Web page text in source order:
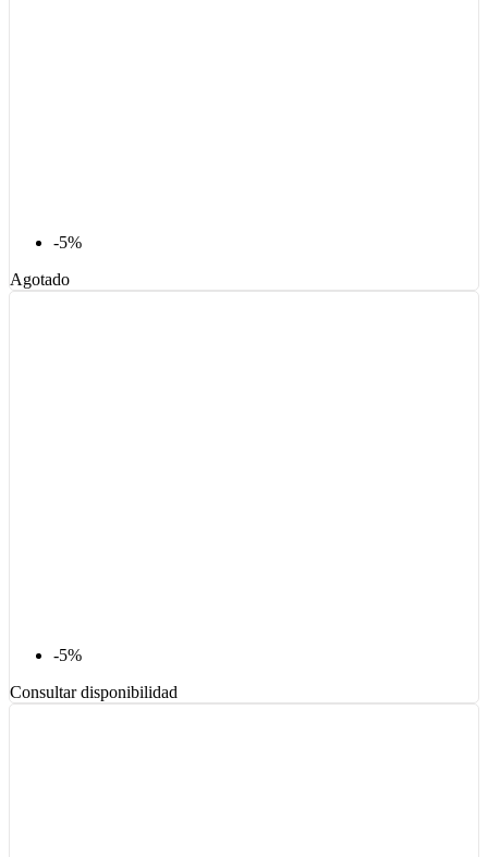
-5%
Agotado
-5%
Consultar disponibilidad